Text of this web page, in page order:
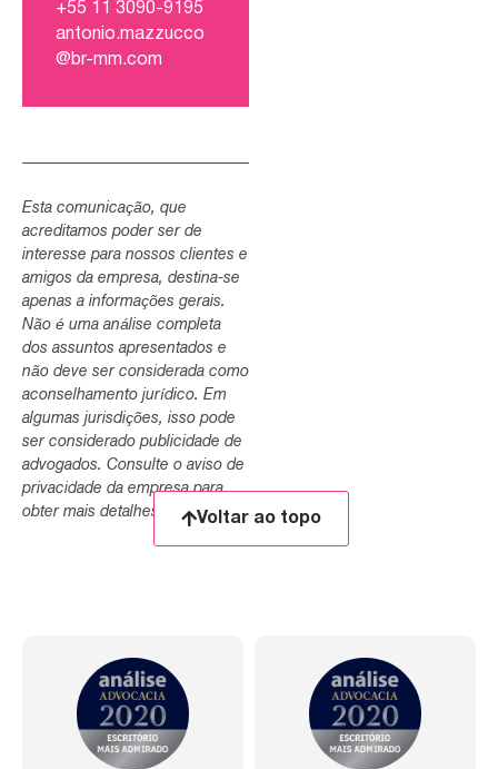
+55 11 3090-9195
antonio.mazzucco
@br-mm.com
Esta comunicação, que
acreditamos poder ser de
interesse para nossos clientes e
amigos da empresa, destina-se
apenas a informações gerais.
Não é uma análise completa
dos assuntos apresentados e
não deve ser considerada como
aconselhamento jurídico. Em
algumas jurisdições, isso pode
ser considerado publicidade de
advogados. Consulte o aviso de
privacidade da empresa para
obter mais detalhes.
Voltar ao topo